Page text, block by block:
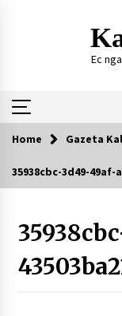
Ec
Te rejat
16/07/2026
Gazeta Kallarati nr.
07/07/2026
Home Gazeta
35938cbc-3d49-49af-